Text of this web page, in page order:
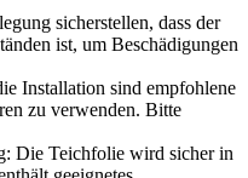
sicherstellen, dass der
ist, um Beschädigungen
Installation sind empfohlene
zu verwenden. Bitte
Die Teichfolie wird sicher in